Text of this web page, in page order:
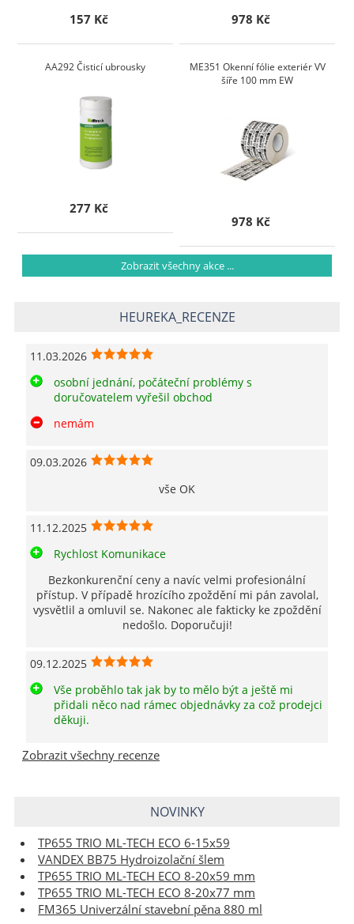
157 Kč 978 Kč
AA292 Čisticí ubrousky
277 Kč
ME351 Okenní fólie exteriér VV
šíře 100 mm EW
978 Kč
Zobrazit všechny akce ...
HEUREKA_RECENZE
11.03.2026
osobní jednání, počáteční problémy s
doručovatelem vyřešil obchod
nemám
09.03.2026
vše OK
11.12.2025
Rychlost Komunikace
Bezkonkurenční ceny a navíc velmi profesionální
přístup. V případě hrozícího zpoždění mi pán zavolal,
vysvětlil a omluvil se. Nakonec ale fakticky ke zpoždění
nedošlo. Doporučuji!
09.12.2025
Vše proběhlo tak jak by to mělo být a ještě mi
přidali něco nad rámec objednávky za což prodejci
děkuji.
Zobrazit všechny recenze
NOVINKY
TP655 TRIO ML-TECH ECO 6-15x59
VANDEX BB75 Hydroizolační šlem
TP655 TRIO ML-TECH ECO 8-20x59 mm
TP655 TRIO ML-TECH ECO 8-20x77 mm
FM365 Univerzální stavební pěna 880 ml